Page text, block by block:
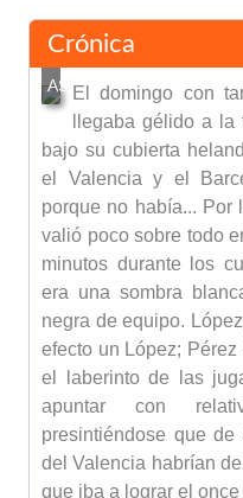
Crónica
El domingo con
llegaba gélido a
bajo su cubierta
el Valencia y el
porque no había... Por
valió poco sobre todo
minutos durante los
era una sombra
negra de equipo.
efecto un López;
el laberinto de las
apuntar con
presintiéndose que
del Valencia habrían
que iba a lograr el